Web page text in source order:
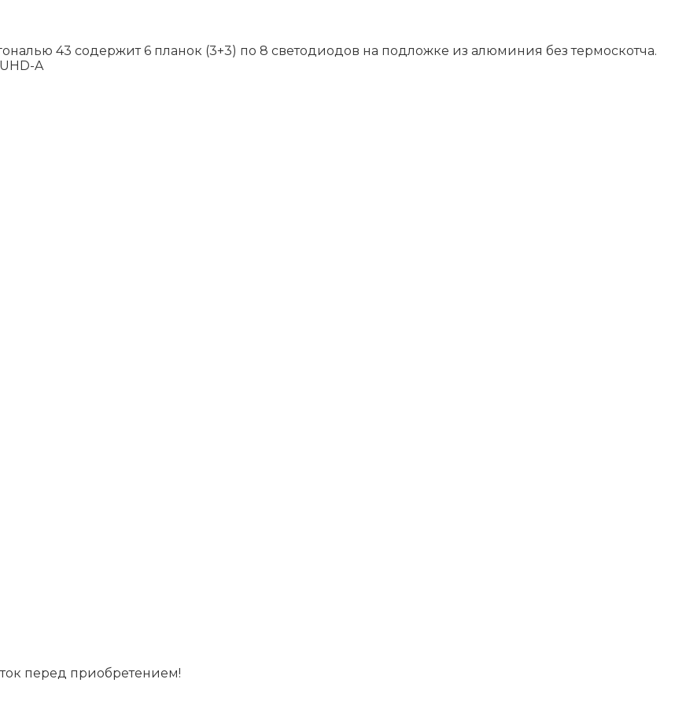
43 содержит 6 планок (3+3) по 8 светодиодов на подложке из алюминия без термоскотча.
A
перед приобретением!